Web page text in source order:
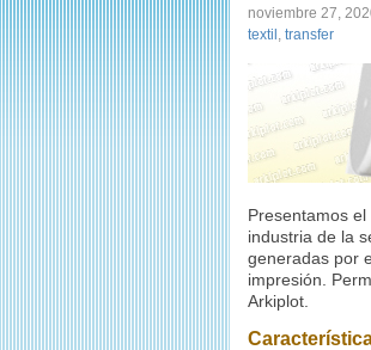
noviembre 27,
textil , transfer
Presentamos el
industria de la
generadas por
impresión.
Arkiplot.